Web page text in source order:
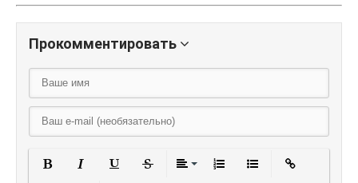
Прокомментировать